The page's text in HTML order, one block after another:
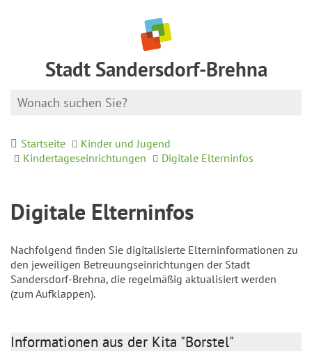
Stadt Sandersdorf-Brehna
Startseite
Kinder und Jugend
Kindertageseinrichtungen
Digitale Elterninfos
Digitale Elterninfos
Nachfolgend finden Sie digitalisierte Elterninformationen zu
den jeweiligen Betreuungseinrichtungen der Stadt
Sandersdorf-Brehna, die regelmäßig aktualisiert werden
(zum Aufklappen).
Informationen aus der Kita "Borstel"